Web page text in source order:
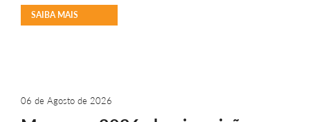
SAIBA MAIS
06 de Agosto de 2026